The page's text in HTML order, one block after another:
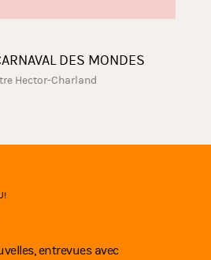
DES MONDES
Hector-Charland
entrevues avec